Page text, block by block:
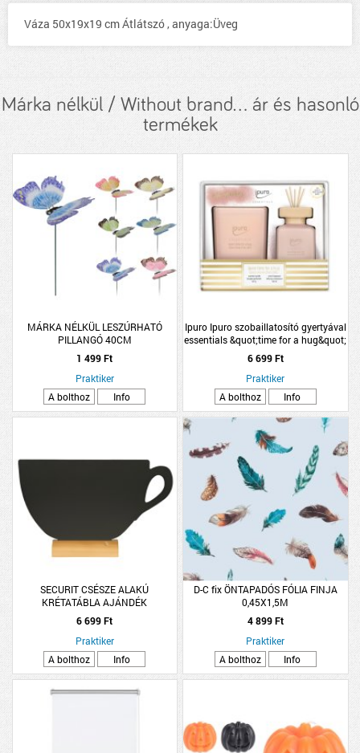
Váza 50x19x19 cm Átlátszó , anyaga:Üveg
Márka nélkül / Without brand... ár és hasonló
termékek
MÁRKA NÉLKÜL LESZÚRHATÓ
PILLANGÓ 40CM
1 499 Ft
Praktiker
A bolthoz
Info
Ipuro Ipuro szobaillatosító gyertyával
essentials &quot;time for a hug&quot;
50ml/125g
6 699 Ft
Praktiker
A bolthoz
Info
SECURIT CSÉSZE ALAKÚ
KRÉTATÁBLA AJÁNDÉK
KRÉTAMARKERREL
6 699 Ft
Praktiker
A bolthoz
Info
D-C fix ÖNTAPADÓS FÓLIA FINJA
0,45X1,5M
4 899 Ft
Praktiker
A bolthoz
Info